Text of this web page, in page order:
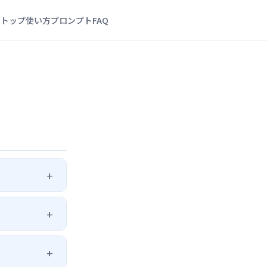
トップ使い方プロンプトFAQ
+
で要約す+
、Arc +